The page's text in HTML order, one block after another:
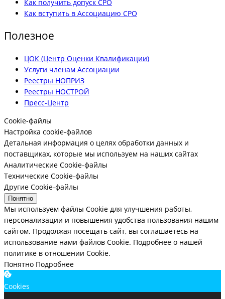
Как получить допуск СРО
Как вступить в Ассоциацию СРО
Полезное
ЦОК (Центр Оценки Квалификации)
Услуги членам Ассоциации
Реестры НОПРИЗ
Реестры НОСТРОЙ
Пресс-Центр
Cookie-файлы
Настройка cookie-файлов
Детальная информация о целях обработки данных и
поставщиках, которые мы используем на наших сайтах
Аналитические Cookie-файлы
Технические Cookie-файлы
Другие Cookie-файлы
Понятно
Мы используем файлы Cookie для улучшения работы,
персонализации и повышения удобства пользования нашим
сайтом. Продолжая посещать сайт, вы соглашаетесь на
использование нами файлов Cookie. Подробнее о нашей
политике в отношении Cookie.
Понятно Подробнее
Cookies